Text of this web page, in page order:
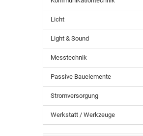
Licht
Light & Sound
Messtechnik
Passive Bauelemente
Stromversorgung
Werkstatt / Werkzeuge